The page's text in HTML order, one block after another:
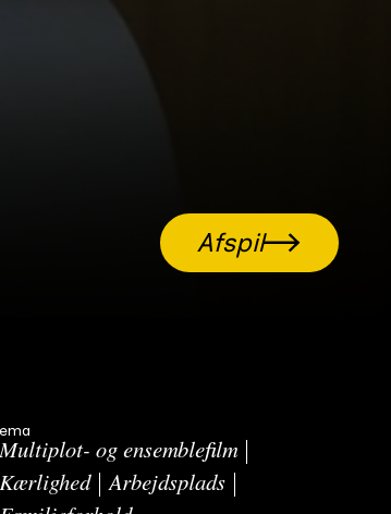
Afspil
Multiplot- og ensemblefilm
Kærlighed
Arbejdsplads